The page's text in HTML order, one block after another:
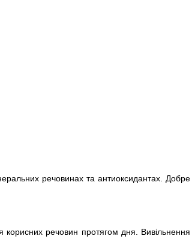
речовинах та антиоксидантах. Добре
корисних речовин протягом дня. Вивільнення